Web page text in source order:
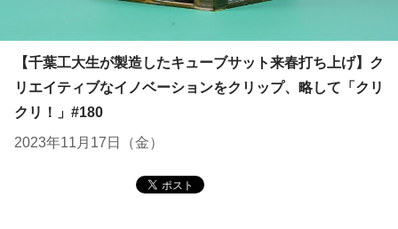
【千葉工大生が製造したキューブサット来春打ち上げ】ク
リエイティブなイノベーションをクリップ、略して「クリ
クリ！」#180
2023年11月17日（金）